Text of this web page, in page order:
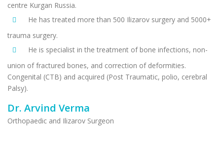
centre Kurgan Russia.
He has treated more than 500 Ilizarov surgery and 5000+
trauma surgery.
He is specialist in the treatment of bone infections, non-
union of fractured bones, and correction of deformities.
Congenital (CTB) and acquired (Post Traumatic, polio, cerebral
Palsy).
Dr. Arvind Verma
Orthopaedic and Ilizarov Surgeon